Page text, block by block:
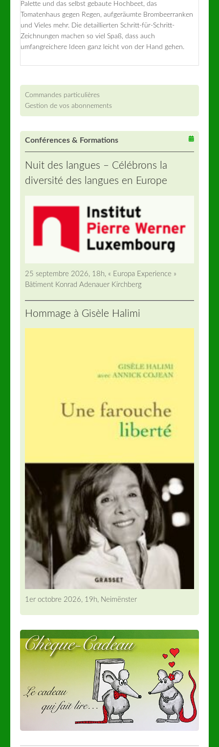
Palette und das selbst gebaute Hochbeet, das
Tomatenhaus gegen Regen, aufgeräumte Brombeerranken
und Vieles mehr. Die detaillierten Schritt-für-Schritt-
Zeichnungen machen so viel Spaß, dass auch
umfangreichere Ideen ganz leicht von der Hand gehen.
Commandes particulières
Gestion de vos abonnements
Conférences & Formations
Nuit des langues – Célébrons la
diversité des langues en Europe
25 septembre 2026, 18h, « Europa Experience »
Bâtiment Konrad Adenauer Kirchberg
Hommage à Gisèle Halimi
1er octobre 2026, 19h, Neimënster